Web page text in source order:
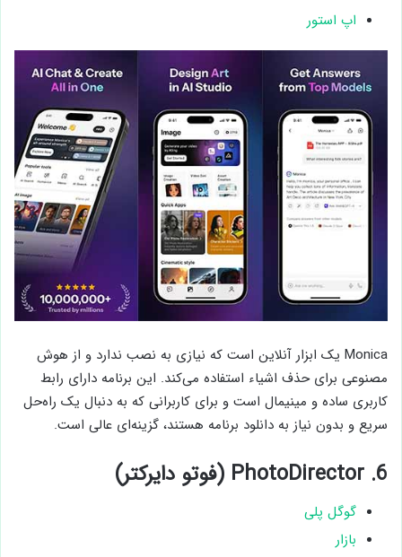
اپ استور
Monica یک ابزار آنلاین است که نیازی به نصب ندارد و از هوش
مصنوعی برای حذف اشیاء استفاده می‌کند. این برنامه دارای رابط
کاربری ساده و مینیمال است و برای کاربرانی که به دنبال یک راه‌حل
سریع و بدون نیاز به دانلود برنامه هستند، گزینه‌ای عالی است.
6. PhotoDirector (فوتو دایرکتر)
گوگل پلی
بازار